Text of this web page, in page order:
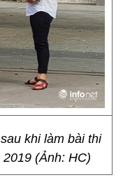
khi làm bài thi
(Ảnh: HC)